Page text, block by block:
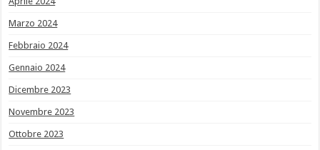
Marzo 2024
Febbraio 2024
Gennaio 2024
Dicembre 2023
Novembre 2023
Ottobre 2023